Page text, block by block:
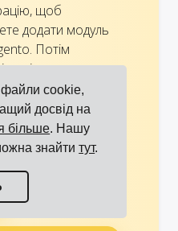
файли cookie,
досвід на
більше. Нашу
знайтитут.
щоб
додати модуль
Потім
завантажте
з вашими
своїх
відправлення
Налаштування